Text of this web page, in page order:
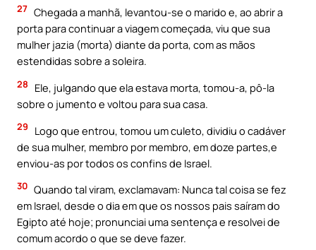
27 Chegada a manhã, levantou-se o marido e, ao abrir a
porta para continuar a viagem começada, viu que sua
mulher jazia (morta) diante da porta, com as mãos
estendidas sobre a soleira.
28
Ele, julgando que ela estava morta, tomou-a, pô-la
sobre o jumento e voltou para sua casa.
29
Logo que entrou, tomou um culeto, dividiu o cadáver
de sua mulher, membro por membro, em doze partes,e
enviou-as por todos os confins de Israel.
30 Quando tal viram, exclamavam: Nunca tal coisa se fez
em Israel, desde o dia em que os nossos pais saíram do
Egipto até hoje; pronunciai uma sentença e resolvei de
comum acordo o que se deve fazer.